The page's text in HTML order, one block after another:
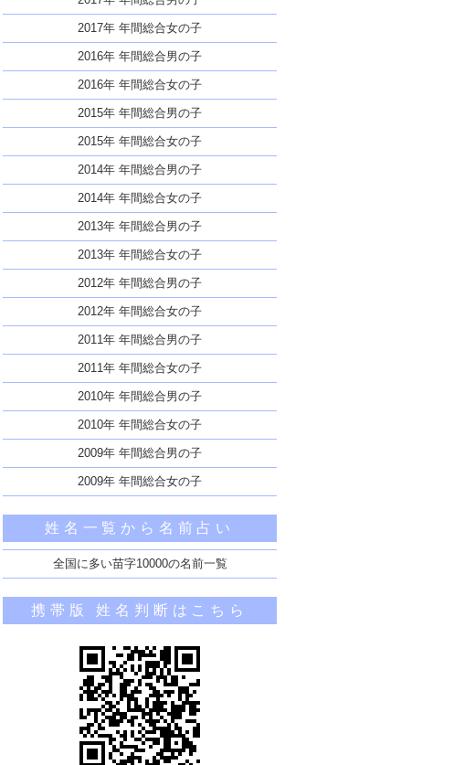
2017年 年間総合女の子
2016年 年間総合男の子
2016年 年間総合女の子
2015年 年間総合男の子
2015年 年間総合女の子
2014年 年間総合男の子
2014年 年間総合女の子
2013年 年間総合男の子
2013年 年間総合女の子
2012年 年間総合男の子
2012年 年間総合女の子
2011年 年間総合男の子
2011年 年間総合女の子
2010年 年間総合男の子
2010年 年間総合女の子
2009年 年間総合男の子
2009年 年間総合女の子
姓名一覧から名前占い
全国に多い苗字10000の名前一覧
携帯版 姓名判断はこちら